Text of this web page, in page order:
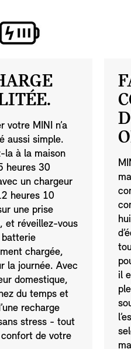
votre MINI n’a
aussi simple.
la à la maison
heures 30
un chargeur
heures 10
une prise
et réveillez-vous
batterie
chargée,
la journée. Avec
domestique,
du temps et
recharge
stress - tout
de votre
il